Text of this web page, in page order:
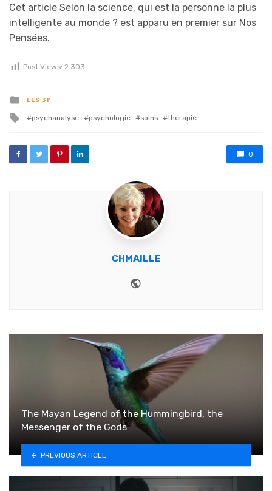
Cet article Selon la science, qui est la personne la plus
intelligente au monde ? est apparu en premier sur Nos
Pensées.
Post Views: 2 303
Posted in
LES 3P
Tagged with
psychanalyse psychologie soins therapie
0
CHMAILLE
The Mayan Legend of the Hummingbird, the
Messenger of the Gods
PREVIOUS ARTICLE